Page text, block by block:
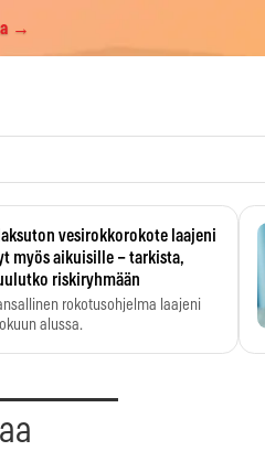
→
vesirokkorokote laajeni
myös aikuisille – tarkista,
riskiryhmään
rokotusohjelma laajeni
alussa.